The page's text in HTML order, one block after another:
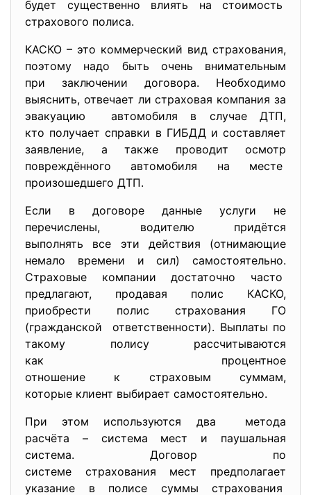
будет существенно влиять на стоимость
страхового полиса.
КАСКО – это коммерческий вид страхования,
поэтому надо быть очень внимательным
при заключении договора. Необходимо
выяснить, отвечает ли страховая компания за
эвакуацию автомобиля в случае ДТП,
кто получает справки в ГИБДД и составляет
заявление, а также проводит осмотр
повреждённого автомобиля на месте
произошедшего ДТП.
Если в договоре данные услуги не
перечислены, водителю придётся
выполнять все эти действия (отнимающие
немало времени и сил) самостоятельно.
Страховые компании достаточно часто
предлагают, продавая полис КАСКО,
приобрести полис страхования ГО
(гражданской ответственности). Выплаты по
такому полису рассчитываются
как процентное
отношение к страховым суммам,
которые клиент выбирает самостоятельно.
При этом используются два метода
расчёта – система мест и паушальная
система. Договор по
системе страхования мест предполагает
указание в полисе суммы страхования